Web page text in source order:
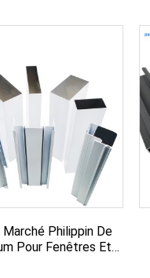
Philippin De
Pour Fenêtres Et